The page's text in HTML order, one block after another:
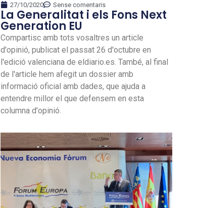
27/10/2020 Sense comentaris
La Generalitat i els Fons Next
Generation EU
Compartisc amb tots vosaltres un article
d'opinió, publicat el passat 26 d'octubre en
l'edició valenciana de eldiario.es. També, al final
de l'article hem afegit un dossier amb
informació oficial amb dades, que ajuda a
entendre millor el que defensem en esta
columna d'opinió.